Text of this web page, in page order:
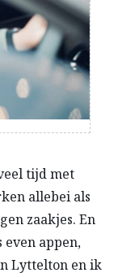
tijd met
allebei als
zaakjes. En
appen,
Lyttelton en ik